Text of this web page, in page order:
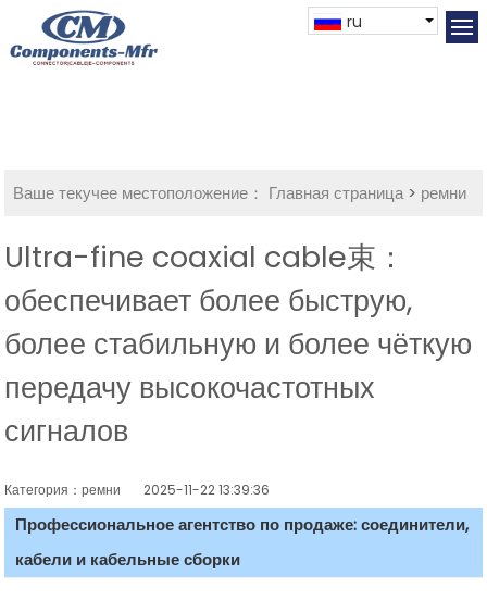
ru
Ваше текучее местоположение： Главная страница> ремни
Ultra-fine coaxial cable束：
обеспечивает более быструю,
более стабильную и более чёткую
передачу высокочастотных
сигналов
Категория：ремни 2025-11-22 13:39:36
Профессиональное агентство по продаже: соединители,
кабели и кабельные сборки